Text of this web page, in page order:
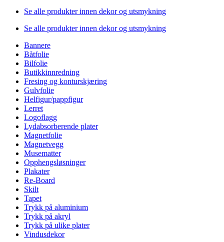
Se alle produkter innen dekor og utsmykning
Se alle produkter innen dekor og utsmykning
Bannere
Båtfolie
Bilfolie
Butikkinnredning
Fresing og konturskjæring
Gulvfolie
Helfigur/pappfigur
Lerret
Logoflagg
Lydabsorberende plater
Magnetfolie
Magnetvegg
Musematter
Opphengsløsninger
Plakater
Re-Board
Skilt
Tapet
Trykk på aluminium
Trykk på akryl
Trykk på ulike plater
Vindusdekor